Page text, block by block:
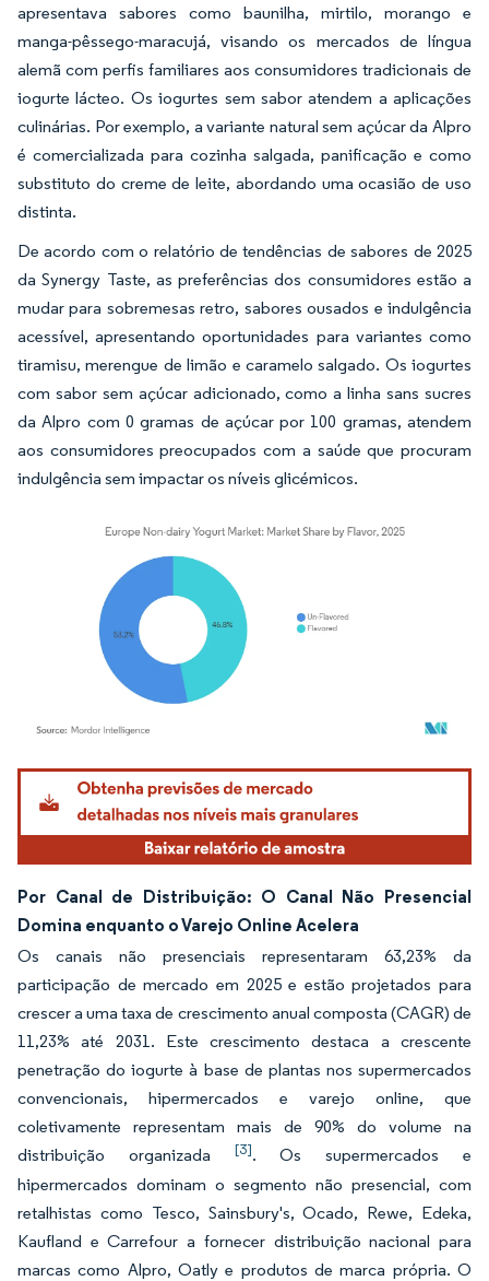
apresentava sabores como baunilha, mirtilo, morango e
manga-pêssego-maracujá, visando os mercados de língua
alemã com perfis familiares aos consumidores tradicionais de
iogurte lácteo. Os iogurtes sem sabor atendem a aplicações
culinárias. Por exemplo, a variante natural sem açúcar da Alpro
é comercializada para cozinha salgada, panificação e como
substituto do creme de leite, abordando uma ocasião de uso
distinta.
De acordo com o relatório de tendências de sabores de 2025
da Synergy Taste, as preferências dos consumidores estão a
mudar para sobremesas retro, sabores ousados e indulgência
acessível, apresentando oportunidades para variantes como
tiramisu, merengue de limão e caramelo salgado. Os iogurtes
com sabor sem açúcar adicionado, como a linha sans sucres
da Alpro com 0 gramas de açúcar por 100 gramas, atendem
aos consumidores preocupados com a saúde que procuram
indulgência sem impactar os níveis glicémicos.
Imagem © Mordor Intelligence. O reuso requer atribuição conforme CC BY 4.0.
Por Canal de Distribuição: O Canal Não Presencial
Domina enquanto o Varejo Online Acelera
Os canais não presenciais representaram 63,23% da
participação de mercado em 2025 e estão projetados para
crescer a uma taxa de crescimento anual composta (CAGR) de
11,23% até 2031. Este crescimento destaca a crescente
penetração do iogurte à base de plantas nos supermercados
convencionais, hipermercados e varejo online, que
coletivamente representam mais de 90% do volume na
distribuição organizada [3]. Os supermercados e
hipermercados dominam o segmento não presencial, com
retalhistas como Tesco, Sainsbury's, Ocado, Rewe, Edeka,
Kaufland e Carrefour a fornecer distribuição nacional para
marcas como Alpro, Oatly e produtos de marca própria. O